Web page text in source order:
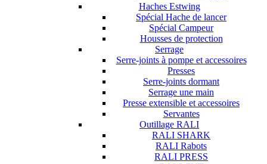
Haches Estwing
Spécial Hache de lancer
Spécial Campeur
Housses de protection
Serrage
Serre-joints à pompe et accessoires
Presses
Serre-joints dormant
Serrage une main
Presse extensible et accessoires
Servantes
Outillage RALI
RALI SHARK
RALI Rabots
RALI PRESS